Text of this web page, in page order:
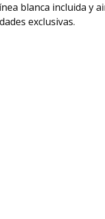
blanca incluida y
exclusivas.